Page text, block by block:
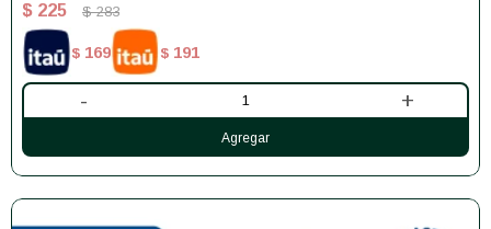
$ 225 $ 283
$ 169 $ 191
- +